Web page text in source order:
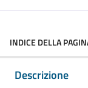
INDICE DELLA
Descrizione